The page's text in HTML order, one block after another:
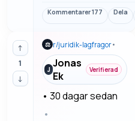
på hur man brukar
återstår, slutresultatet
inte håller måttet eller
tidsplanen har spru…
Kommentarer177 Dela
↑
1
↓
⚖ r/juridik-lagfragor•
J Jonas
Ek
Verifierad
• 30 dagar sedan
•